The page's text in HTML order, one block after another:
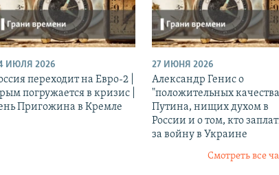
ИЮЛЯ 2026
переходит на Евро-2 |
погружается в кризис |
Пригожина в Кремле
27 ИЮНЯ 2026
Александр Генис о
"положительных
Путина, нищих духом в
России и о том, кто
за войну в Украине
Смотреть все